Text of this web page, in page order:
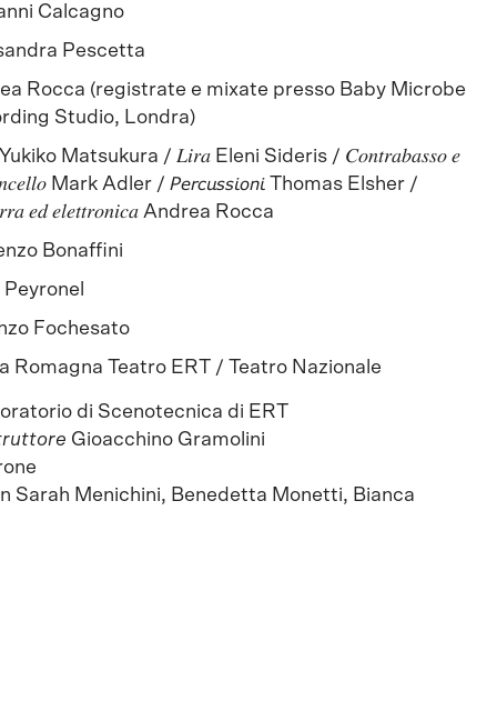
Calcagno
Pescetta
Rocca (registrate e mixate presso Baby Microbe
Studio, Londra)
Matsukura / 𝐿𝑖𝑟𝑎 Eleni Sideris / 𝐶𝑜𝑛𝑡𝑟𝑎𝑏𝑎𝑠𝑠𝑜 𝑒
Mark Adler / 𝘗𝘦𝘳𝘤𝘶𝘴𝘴𝘪𝘰𝘯𝘪 Thomas Elsher /
𝑒𝑑 𝑒𝑙𝑒𝑡𝑡𝑟𝑜𝑛𝑖𝑐𝑎 Andrea Rocca
Bonaffini
Peyronel
Fochesato
Romagna Teatro ERT / Teatro Nazionale
di Scenotecnica di ERT
Gioacchino Gramolini
Sarah Menichini, Benedetta Monetti, Bianca